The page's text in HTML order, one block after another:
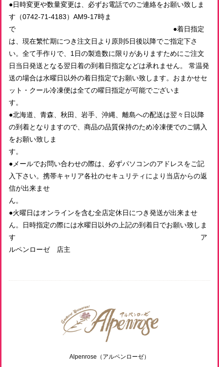
●日時変更や数量変更は、必ずお電話でのご連絡をお願い致しま
す（0742-71-4183）AM9-17時ま
で ●着日指定
は、現在繁忙期につき注文日より原則5日後以降でご指定下さ
い。全て手作りで、1日の製造数に限りがありますためにご注文
日当日発送となる翌日着の到着日指定などは承れません。 常温発
送の場合は水曜日以外の着日指定でお願い致します。おまかせセ
ット・クール冷凍便は全ての曜日指定が可能でございま
す
●北海道、青森、秋田、岩手、沖縄、離島への配送は翌々日以降
の到着となりますので、商品の品質保持のため冷凍便でのご購入
をお願い致しま
す
●メールでお問い合わせの際は、必ずパソコンのアドレスをご記
入下さい。携帯キャリア各社のセキュリティにより当店からの返
信が出来ませ
ん
●火曜日はオンラインを含む全店定休日につき発送が出来ませ
ん。日時指定の際には水曜日以外の上記の到着日でお願い致しま
す ア
ルペンローゼ 店主
Alpenrose（アルペンローゼ）